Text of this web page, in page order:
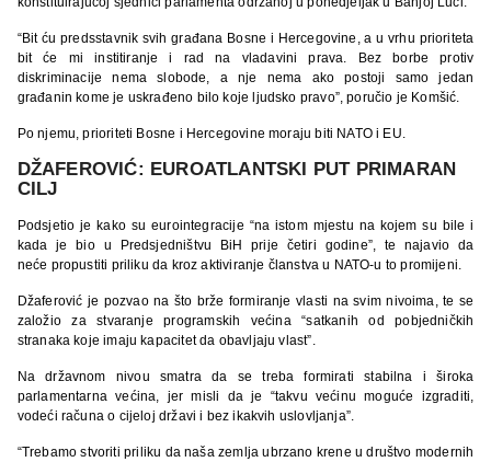
“Bit ću predsstavnik svih građana Bosne i Hercegovine, a u vrhu prioriteta
bit će mi institiranje i rad na vladavini prava. Bez borbe protiv
diskriminacije nema slobode, a nje nema ako postoji samo jedan
građanin kome je uskrađeno bilo koje ljudsko pravo”, poručio je Komšić.
Po njemu, prioriteti Bosne i Hercegovine moraju biti NATO i EU.
DŽAFEROVIĆ: EUROATLANTSKI PUT PRIMARAN
CILJ
Podsjetio je kako su eurointegracije “na istom mjestu na kojem su bile i
kada je bio u Predsjedništvu BiH prije četiri godine”, te najavio da
neće propustiti priliku da kroz aktiviranje članstva u NATO-u to promijeni.
Džaferović je pozvao na što brže formiranje vlasti na svim nivoima, te se
založio za stvaranje programskih većina “satkanih od pobjedničkih
stranaka koje imaju kapacitet da obavljaju vlast”.
Na državnom nivou smatra da se treba formirati stabilna i široka
parlamentarna većina, jer misli da je “takvu većinu moguće izgraditi,
vodeći računa o cijeloj državi i bez ikakvih uslovljanja”.
“Trebamo stvoriti priliku da naša zemlja ubrzano krene u društvo modernih